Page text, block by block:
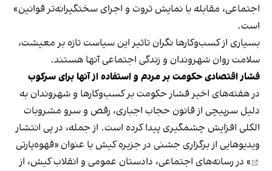
اجتماعی، مقابله با نمایش ثروت و اجرای سختگیرانه‌تر قوانین»
است.
بسیاری از کسب‌وکارها نگران تاثیر این سیاست‌ تازه بر معیشت،
سلامت روان شهروندان و زندگی اجتماعی آنها هستند.
فشار اقتصادی حکومت بر مردم و استفاده از آنها برای سرکوب
در هفته‌های اخیر فشار حکومت بر کسب‌وکارها و شهروندان به
دلیل سرپیچی از قانون حجاب اجباری، رقص و سرو مشروبات
الکلی افزایش چشمگیری پیدا کرده است. از جمله، در پی انتشار
ویدیوهایی از برگزاری جشنی در جزیره کیش با عنوان «قهوه‌پارتی
» در رسانه‌های اجتماعی، دادستان عمومی و انقلاب کیش، از